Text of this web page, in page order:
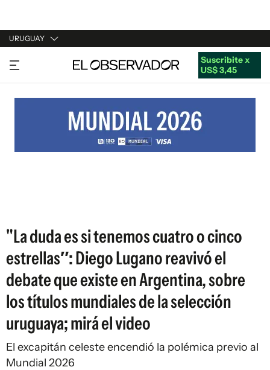
URUGUAY
URUGUAY
ARGENTINA
ESTADOS UNIDOS
Suscribite x
US$ 3,45
"La duda es si tenemos cuatro o cinco
estrellas″: Diego Lugano reavivó el
debate que existe en Argentina, sobre
los títulos mundiales de la selección
uruguaya; mirá el video
El excapitán celeste encendió la polémica previo al
Mundial 2026